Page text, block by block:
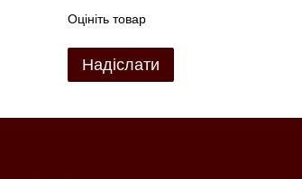
Оцініть товар
Надіслати